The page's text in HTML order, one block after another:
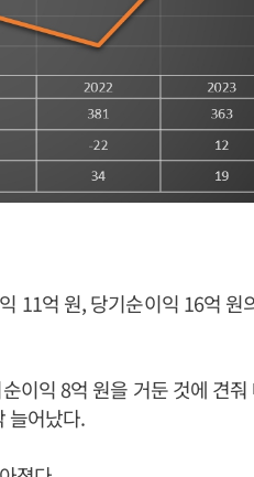
11억 원, 당기순이익 16억 원
이익 8억 원을 거둔 것에 견
늘어났다.